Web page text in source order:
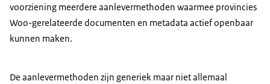
voorziening meerdere aanlevermethoden waarmee provincies
Woo-gerelateerde documenten en metadata actief openbaar
kunnen maken.
De aanlevermethoden zijn generiek maar niet allemaal